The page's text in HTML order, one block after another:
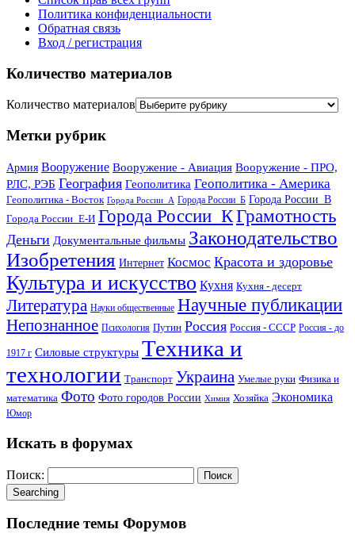
Политика конфиденциальности
Обратная связь
Вход / регистрация
Количество материалов
Количество материалов
Метки рубрик
Армия Вооружение Вооружение - Авиация Вооружение - ПРО,
РЛС, РЭБ География Геополитика Геополитика - Америка
Геополитика - Восток Города России_А Города России_Б Города России_В
Города России_Е-И Города России_КГрамотность
Деньги Документальные фильмы Законодательство
Изобретения Интернет Космос Красота и здоровье
Культура и искусство Кухня Кухня - десерт
Литература Науки общественные Научные публикации
Непознанное Психология Путин Россия Россия - СССР Россия - до
1917 г Силовые структуры Техника и
технологии Транспорт Украина Умелые руки Физика и
математика Фото Фото городов России Химия Хозяйка Экономика
Юмор
Искать в форумах
Поиск:
Searching
Последние темы Форумов